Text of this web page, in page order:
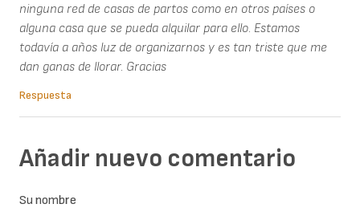
ninguna red de casas de partos como en otros países o
alguna casa que se pueda alquilar para ello. Estamos
todavía a años luz de organizarnos y es tan triste que me
dan ganas de llorar. Gracias
Respuesta
Añadir nuevo comentario
Su nombre